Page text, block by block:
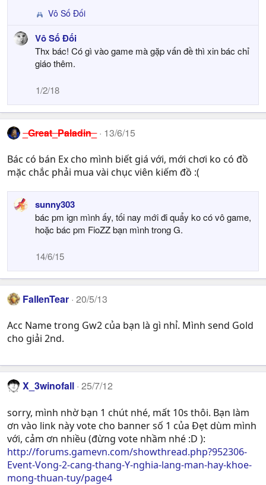
R
a
c
t
o
n
s
:
Vô Số Đối
Vô Số Đối
Thx bác! Có gì vào game mà gặp vấn đề thì xin bác chỉ
giáo thêm.
1/2/18
_Great_Paladin_ 13/6/15
Bác có bán Ex cho mình biết giá với, mới chơi ko có đồ
mặc chắc phải mua vài chục viên kiếm đồ :(
sunny303
bác pm ign mình ấy, tối nay mới đi quẩy ko có vô game,
hoặc bác pm FioZZ bạn mình trong G.
14/6/15
FallenTear 20/5/13
Acc Name trong Gw2 của bạn là gì nhỉ. Mình send Gold
cho giải 2nd.
X_3winofall 25/7/12
sorry, mình nhờ bạn 1 chút nhé, mất 10s thôi. Bạn làm
ơn vào link này vote cho banner số 1 của Đẹt dùm mình
với, cảm ơn nhiều (đừng vote nhầm nhé :D ):
http://forums.gamevn.com/showthread.php?952306-
Event-Vong-2-cang-thang-Y-nghia-lang-man-hay-khoe-
mong-thuan-tuy/page4